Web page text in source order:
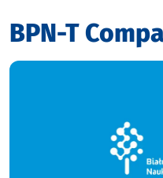
BPN-T